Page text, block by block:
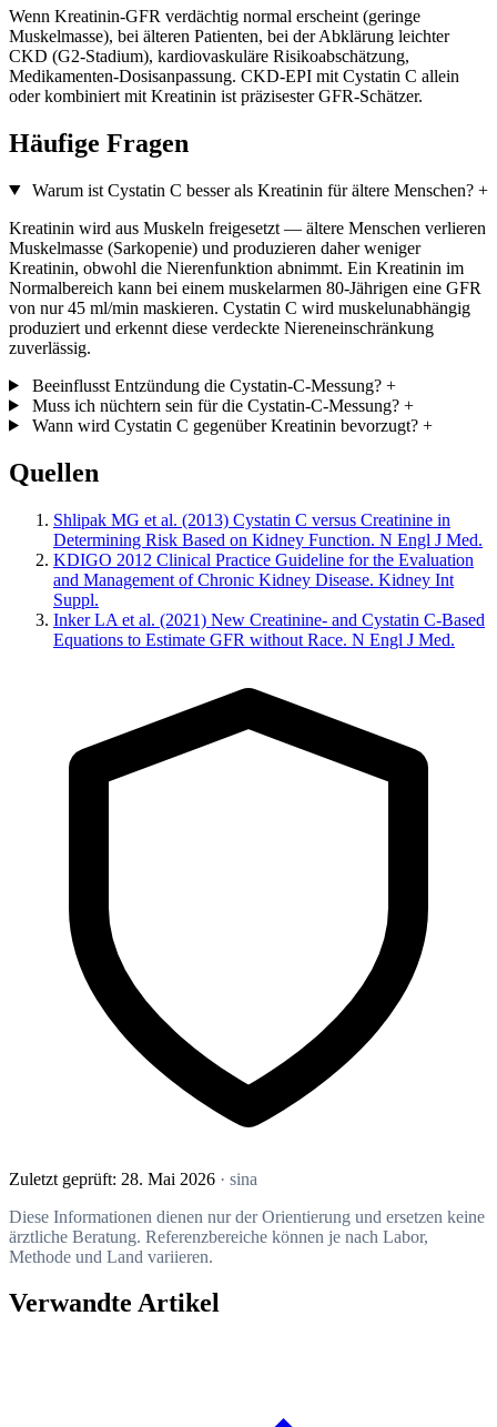
Wenn Kreatinin-GFR verdächtig normal erscheint (geringe
Muskelmasse), bei älteren Patienten, bei der Abklärung leichter
CKD (G2-Stadium), kardiovaskuläre Risikoabschätzung,
Medikamenten-Dosisanpassung. CKD-EPI mit Cystatin C allein
oder kombiniert mit Kreatinin ist präzisester GFR-Schätzer.
Häufige Fragen
Warum ist Cystatin C besser als Kreatinin für ältere Menschen? +
Kreatinin wird aus Muskeln freigesetzt — ältere Menschen verlieren
Muskelmasse (Sarkopenie) und produzieren daher weniger
Kreatinin, obwohl die Nierenfunktion abnimmt. Ein Kreatinin im
Normalbereich kann bei einem muskelarmen 80-Jährigen eine GFR
von nur 45 ml/min maskieren. Cystatin C wird muskelunabhängig
produziert und erkennt diese verdeckte Niereneinschränkung
zuverlässig.
Beeinflusst Entzündung die Cystatin-C-Messung? +
Muss ich nüchtern sein für die Cystatin-C-Messung? +
Wann wird Cystatin C gegenüber Kreatinin bevorzugt? +
Quellen
Shlipak MG et al. (2013) Cystatin C versus Creatinine in
Determining Risk Based on Kidney Function. N Engl J Med.
KDIGO 2012 Clinical Practice Guideline for the Evaluation
and Management of Chronic Kidney Disease. Kidney Int
Suppl.
Inker LA et al. (2021) New Creatinine- and Cystatin C-Based
Equations to Estimate GFR without Race. N Engl J Med.
Zuletzt geprüft: 28. Mai 2026 · sina
Diese Informationen dienen nur der Orientierung und ersetzen keine
ärztliche Beratung. Referenzbereiche können je nach Labor,
Methode und Land variieren.
Verwandte Artikel